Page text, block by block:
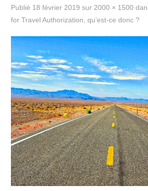
Publié 18 février 2019 sur 2000 × 1500
for Travel Authorization, qu’est-ce donc ?